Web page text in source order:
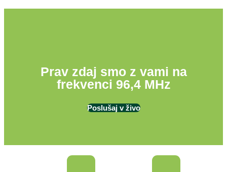
Prav zdaj smo z vami na
frekvenci 96,4 MHz
Poslušaj v živo